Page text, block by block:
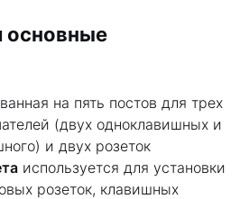
основные
на пять постов для трех
(двух одноклавишных и
и двух розеток
используется для установки
розеток, клавишных